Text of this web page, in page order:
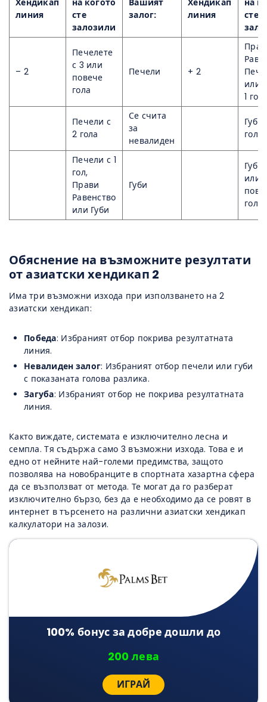
Хендикап
линия
на когото
сте
залозили
Вашият
залог:
Хендикап
линия
на
сте
– 2
Печелете
с 3 или
повече
гола
Печели + 2
или
1 гол
Печели с
2 гола
Се счита
за
невалиден
Губи
гола
Печели с 1
гол,
Прави
Равенство
или Губи
Губи
Губи
или
гола
Обяснение на възможните резултати
от азиатски хендикап 2
Има три възможни изхода при използването на 2
азиатски хендикап:
Победа: Избраният отбор покрива резултатната
линия.
Невалиден залог: Избраният отбор печели или губи
с показаната голова разлика.
Загуба: Избраният отбор не покрива резултатната
линия.
Както виждате, системата е изключително лесна и
семпла. Тя съдържа само 3 възможни изхода. Това е и
едно от нейните най-големи предимства, защото
позволява на новобранците в спортната хазартна сфера
да се възползват от метода. Те могат да го разберат
изключително бързо, без да е необходимо да се ровят в
интернет в търсенето на различни азиатски хендикап
калкулатори на залози.
100% бонус за добре дошли до
200 лева
ИГРАЙ